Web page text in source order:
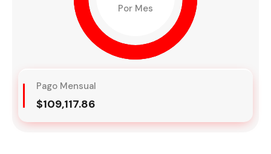
Por Mes
Pago Mensual
$109,117.86